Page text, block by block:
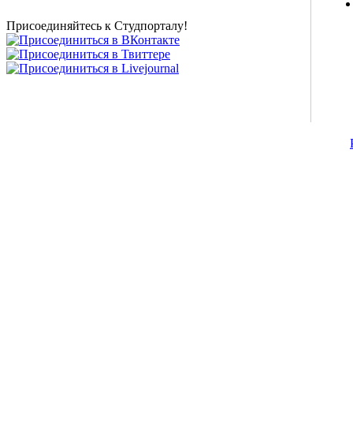
Присоединяйтесь к Студпорталу!